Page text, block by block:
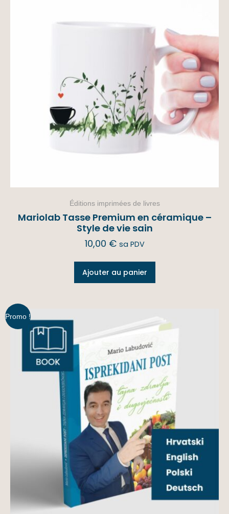
Éditions imprimées de livres
Mariolab Tasse Premium en céramique –
Style de vie sain
10,00 € sa PDV
Ajouter au panier
Promo !